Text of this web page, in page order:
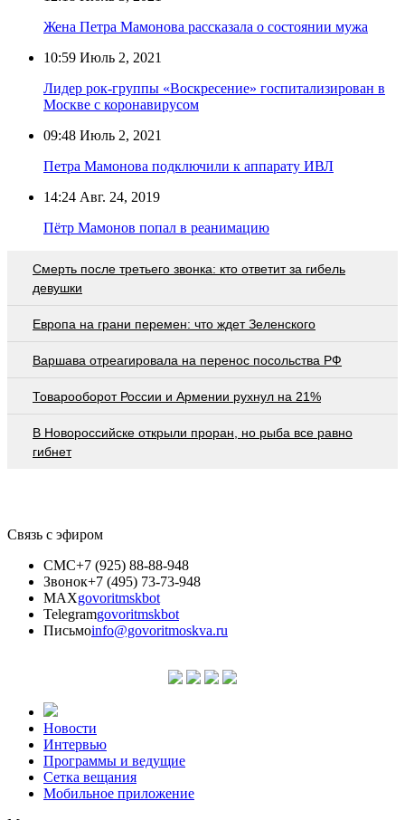
Жена Петра Мамонова рассказала о состоянии мужа
10:59 Июль 2, 2021
Лидер рок-группы «Воскресение» госпитализирован в
Москве с коронавирусом
09:48 Июль 2, 2021
Петра Мамонова подключили к аппарату ИВЛ
14:24 Авг. 24, 2019
Пётр Мамонов попал в реанимацию
Смерть после третьего звонка: кто ответит за гибель
девушки
Европа на грани перемен: что ждет Зеленского
Варшава отреагировала на перенос посольства РФ
Товарооборот России и Армении рухнул на 21%
В Новороссийске открыли проран, но рыба все равно
гибнет
Связь с эфиром
СМС+7 (925) 88-88-948
Звонок+7 (495) 73-73-948
MAXgovoritmskbot
Telegramgovoritmskbot
Письмоinfo@govoritmoskva.ru
Новости
Интервью
Программы и ведущие
Сетка вещания
Мобильное приложение